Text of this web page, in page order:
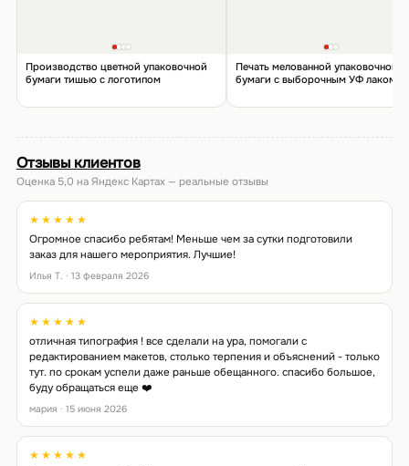
Производство цветной упаковочной
бумаги тишью с логотипом
Печать мелованной упаковочной
бумаги с выборочным УФ лаком
Отзывы клиентов
Оценка 5,0 на Яндекс Картах — реальные отзывы
★★★★★
Огромное спасибо ребятам! Меньше чем за сутки подготовили
заказ для нашего мероприятия. Лучшие!
Илья Т. · 13 февраля 2026
★★★★★
отличная типография ! все сделали на ура, помогали с
редактированием макетов, столько терпения и объяснений - только
тут. по срокам успели даже раньше обещанного. спасибо большое,
буду обращаться еще ❤️
мария · 15 июня 2026
★★★★★